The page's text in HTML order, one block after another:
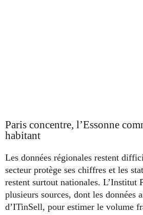
Paris concentre, l’Essonne
habitant
Les données régionales restent
secteur protège ses chiffres et les
restent surtout nationales. L’Institut
plusieurs sources, dont les données
d’ITinSell, pour estimer le volume